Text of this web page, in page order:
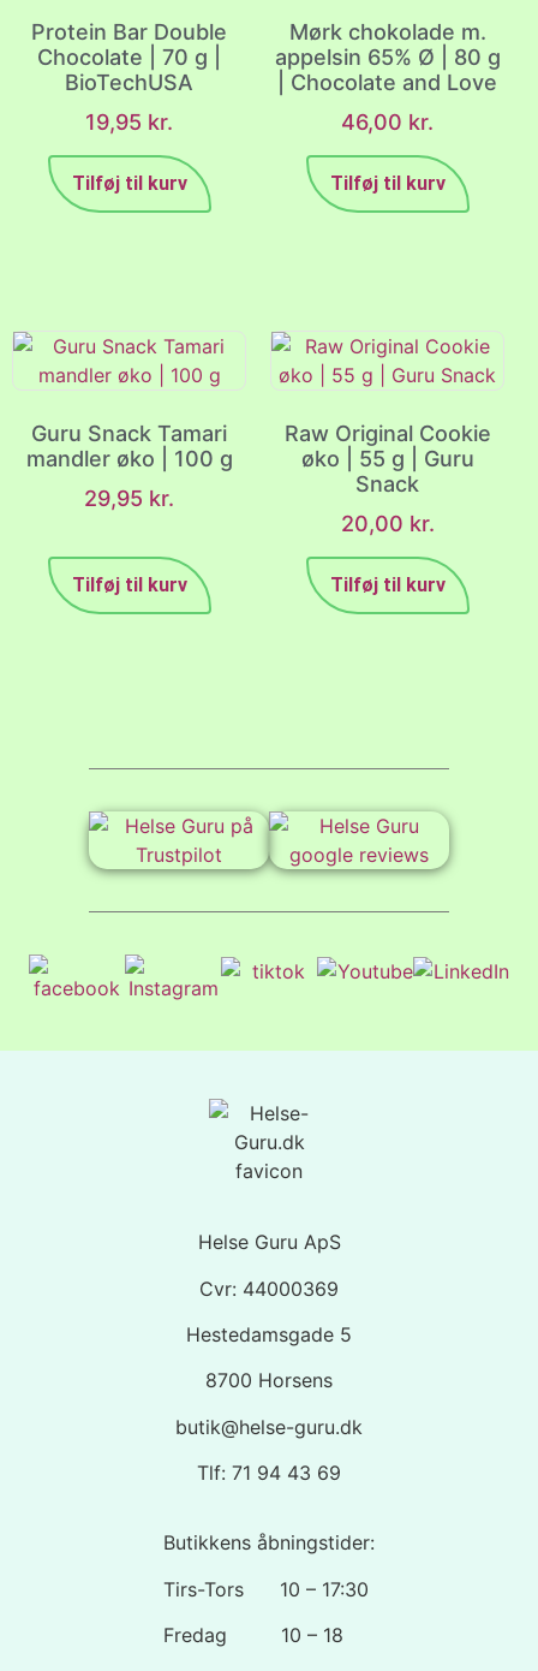
Protein Bar Double
Chocolate | 70 g |
BioTechUSA
19,95 kr.
Tilføj til kurv
Mørk chokolade m.
appelsin 65% Ø | 80 g
| Chocolate and Love
46,00 kr.
Tilføj til kurv
Guru Snack Tamari
mandler øko | 100 g
29,95 kr.
Tilføj til kurv
Raw Original Cookie
øko | 55 g | Guru
Snack
20,00 kr.
Tilføj til kurv
Helse Guru ApS
Cvr: 44000369
Hestedamsgade 5
8700 Horsens
butik@helse-guru.dk
Tlf: 71 94 43 69
Butikkens åbningstider:
Tirs-Tors 10 – 17:30
Fredag 10 – 18